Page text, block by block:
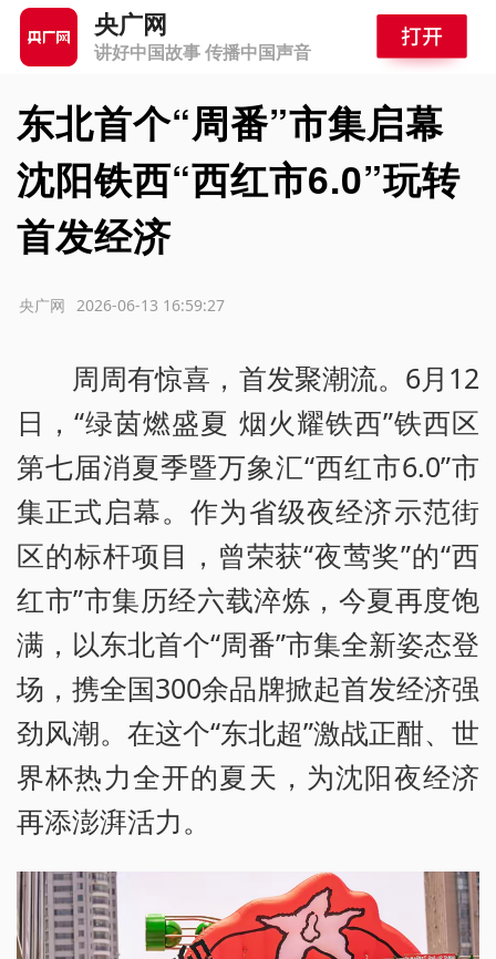
央广网
讲好中国故事 传播中国声音
东北首个“周番”市集启幕
沈阳铁西“西红市6.0”玩转
首发经济
2026-06-13 16:59:27
央广网
周周有惊喜，首发聚潮流。6月12
日，“绿茵燃盛夏 烟火耀铁西”铁西区
第七届消夏季暨万象汇“西红市6.0”市
集正式启幕。作为省级夜经济示范街
区的标杆项目，曾荣获“夜莺奖”的“西
红市”市集历经六载淬炼，今夏再度饱
满，以东北首个“周番”市集全新姿态登
场，携全国300余品牌掀起首发经济强
劲风潮。在这个“东北超”激战正酣、世
界杯热力全开的夏天，为沈阳夜经济
再添澎湃活力。